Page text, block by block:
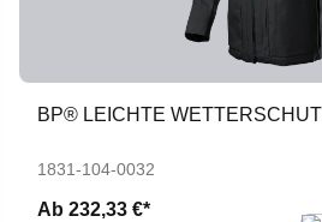
BP® LEICHTE
1831-104-0032
Ab 232,33 €*